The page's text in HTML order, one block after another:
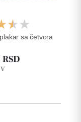
četvora